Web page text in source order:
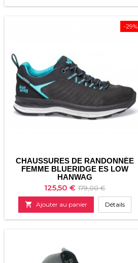
-29%
CHAUSSURES DE RANDONNÉE
FEMME BLUERIDGE ES LOW
HANWAG
Prix
125,50 € Prix
de
base
179,00 €
 Ajouter au panier Détails